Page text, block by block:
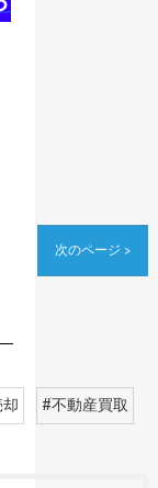
次のページ >
#不動産買取